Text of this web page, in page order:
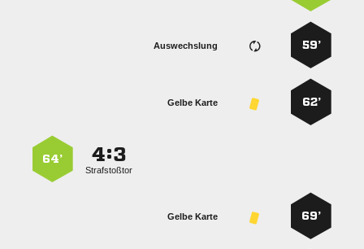
59’
Auswechslung
62’
Gelbe Karte
:
Strafstoßtor
64’
69’
Gelbe Karte